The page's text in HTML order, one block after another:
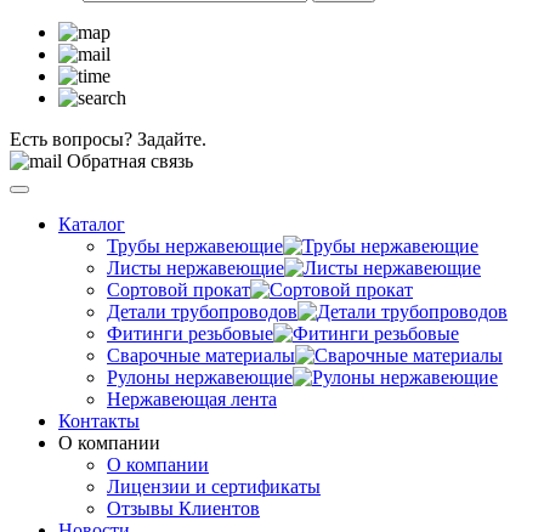
Есть вопросы? Задайте.
Обратная связь
Каталог
Трубы нержавеющие
Листы нержавеющие
Сортовой прокат
Детали трубопроводов
Фитинги резьбовые
Сварочные материалы
Рулоны нержавеющие
Нержавеющая лента
Контакты
О компании
О компании
Лицензии и сертификаты
Отзывы Клиентов